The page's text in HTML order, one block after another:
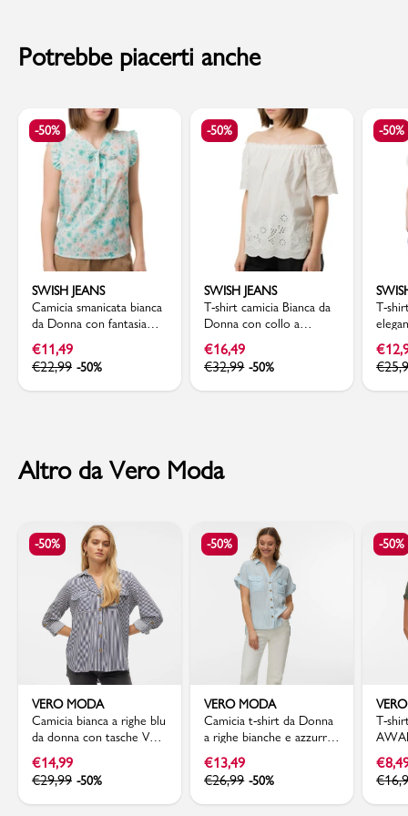
Potrebbe piacerti anche
-50%
SWISH JEANS
Camicia smanicata bianca
da Donna con fantasia
floreale e rouches Swish
Jeans
€11,49
€22,99 -50%
-50%
SWISH JEANS
T-shirt camicia Bianca da
Donna con collo a
barchetta e maniche in
Sangallo Swish Jeans
€16,49
€32,99 -50%
-50%
T-
Jeans
€
€
Altro da Vero Moda
-50%
VERO MODA
Camicia bianca a righe blu
da donna con tasche Vero
Moda
€14,99
€29,99 -50%
-50%
VERO MODA
Camicia t-shirt da Donna
a righe bianche e azzurre
Vero Moda
€13,49
€26,99 -50%
-50%
T-
€
€